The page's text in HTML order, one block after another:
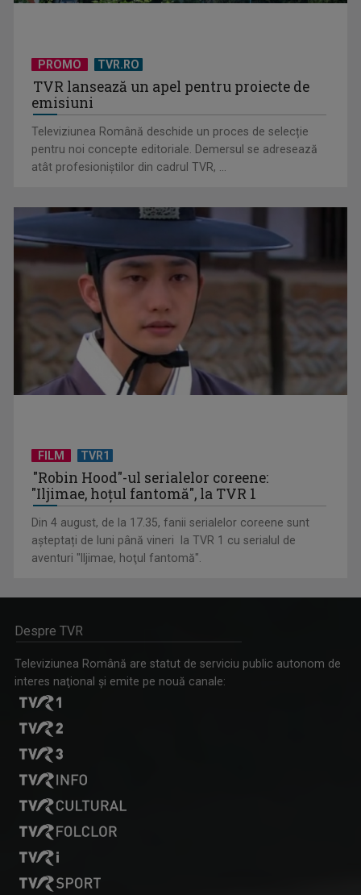
PROMO TVR.RO
TVR lansează un apel pentru proiecte de
emisiuni
Televiziunea Română deschide un proces de selecție
pentru noi concepte editoriale. Demersul se adresează
atât profesioniștilor din cadrul TVR, ...
FILM TVR1
"Robin Hood"-ul serialelor coreene:
"Iljimae, hoţul fantomă", la TVR 1
Din 4 august, de la 17.35, fanii serialelor coreene sunt
așteptați de luni până vineri la TVR 1 cu serialul de
aventuri "Iljimae, hoţul fantomă".
Despre TVR
Televiziunea Română are statut de serviciu public autonom de
interes naţional şi emite pe nouă canale: